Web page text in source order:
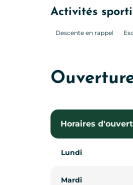
Activités
Descente en rappel
Horaires
Lundi
Mardi